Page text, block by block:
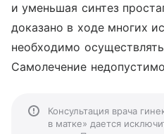
и уменьшая синтез
доказано в ходе многих
необходимо
Самолечение
Консультация врача
в матке» дается